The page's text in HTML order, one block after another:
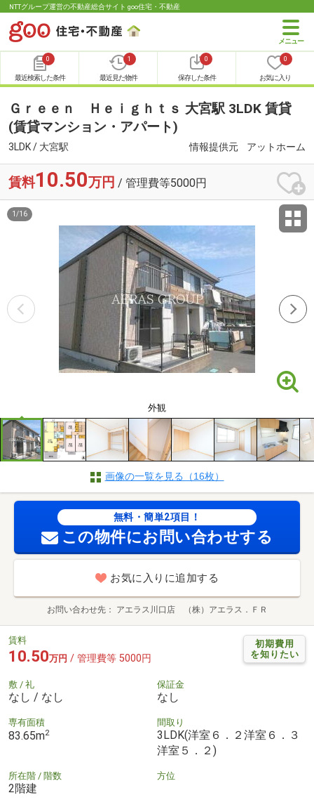
NTTグループ運営の不動産総合サイト goo住宅・不動産
0
最近検索した条件
1
最近見た物件
0
保存した条件
0
お気に入り
Ｇｒｅｅｎ Ｈｅｉｇｈｔｓ 大宮駅 3LDK 賃貸
(賃貸マンション・アパート)
3LDK / 大宮駅 情報提供元 アットホーム
賃料10.50万円 / 管理費等5000円
外観
1 /16
画像の一覧を見る（16枚）
無料・簡単2項目！
この物件にお問い合わせする
お気に入りに追加する
お問い合わせ先 アエラス川口店 （株）アエラス．ＦＲ
初期費用
を知りたい
賃料
10.50万円 / 管理費等 5000円
敷 / 礼
なし / なし
保証金
なし
専有面積
83.65m2
間取り
3LDK(洋室６．２洋室６．３
洋室５．２)
所在階 / 階数
2階建
方位